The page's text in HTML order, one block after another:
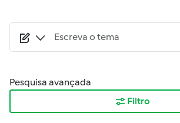
Pesquisa avançada
Filtro